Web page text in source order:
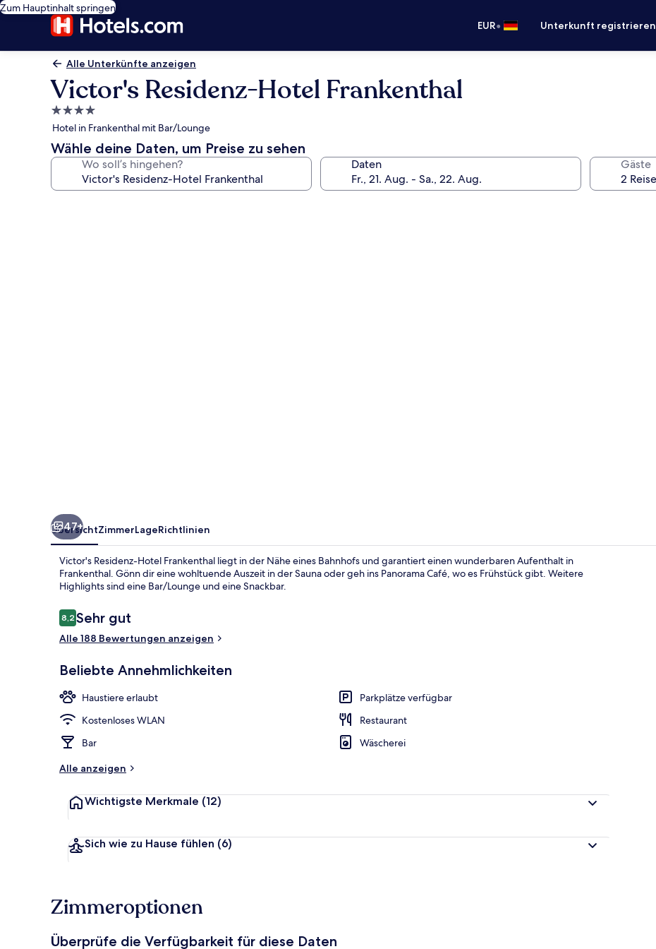
Zum Hauptinhalt springen
EUR• Unterkunft registrieren
Alle Unterkünfte anzeigen
Victor's Residenz-Hotel Frankenthal
4.0-
Sterne-
Unterkunft
Hotel in Frankenthal mit Bar/Lounge
Wähle deine Daten, um Preise zu sehen
Wo soll’s hingehen? Daten Gäste
47+
ÜbersichtZimmerLageRichtlinien
Victor's Residenz-Hotel Frankenthal liegt in der Nähe eines Bahnhofs und garantiert einen wunderbaren Aufenthalt in
Frankenthal. Gönn dir eine wohltuende Auszeit in der Sauna oder geh ins Panorama Café, wo es Frühstück gibt. Weitere
Highlights sind eine Bar/Lounge und eine Snackbar.
Bewertungen
8,28,2 von 10.
Sehr gut
Alle 188 Bewertungen anzeigen
Beliebte Annehmlichkeiten
Haustiere erlaubt
Parkplätze verfügbar
Kostenloses WLAN
Restaurant
Bar
Wäscherei
Alle anzeigen
Wichtigste Merkmale (12)
Sich wie zu Hause fühlen (6)
Zimmeroptionen
Überprüfe die Verfügbarkeit für diese Daten